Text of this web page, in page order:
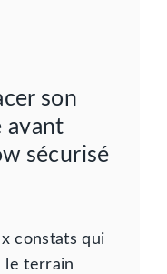
son
avant
sécurisé
constats qui
le terrain